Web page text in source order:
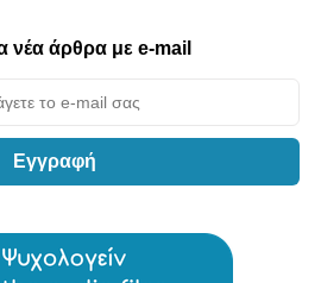
νέα άρθρα με e-mail
Εγγραφή